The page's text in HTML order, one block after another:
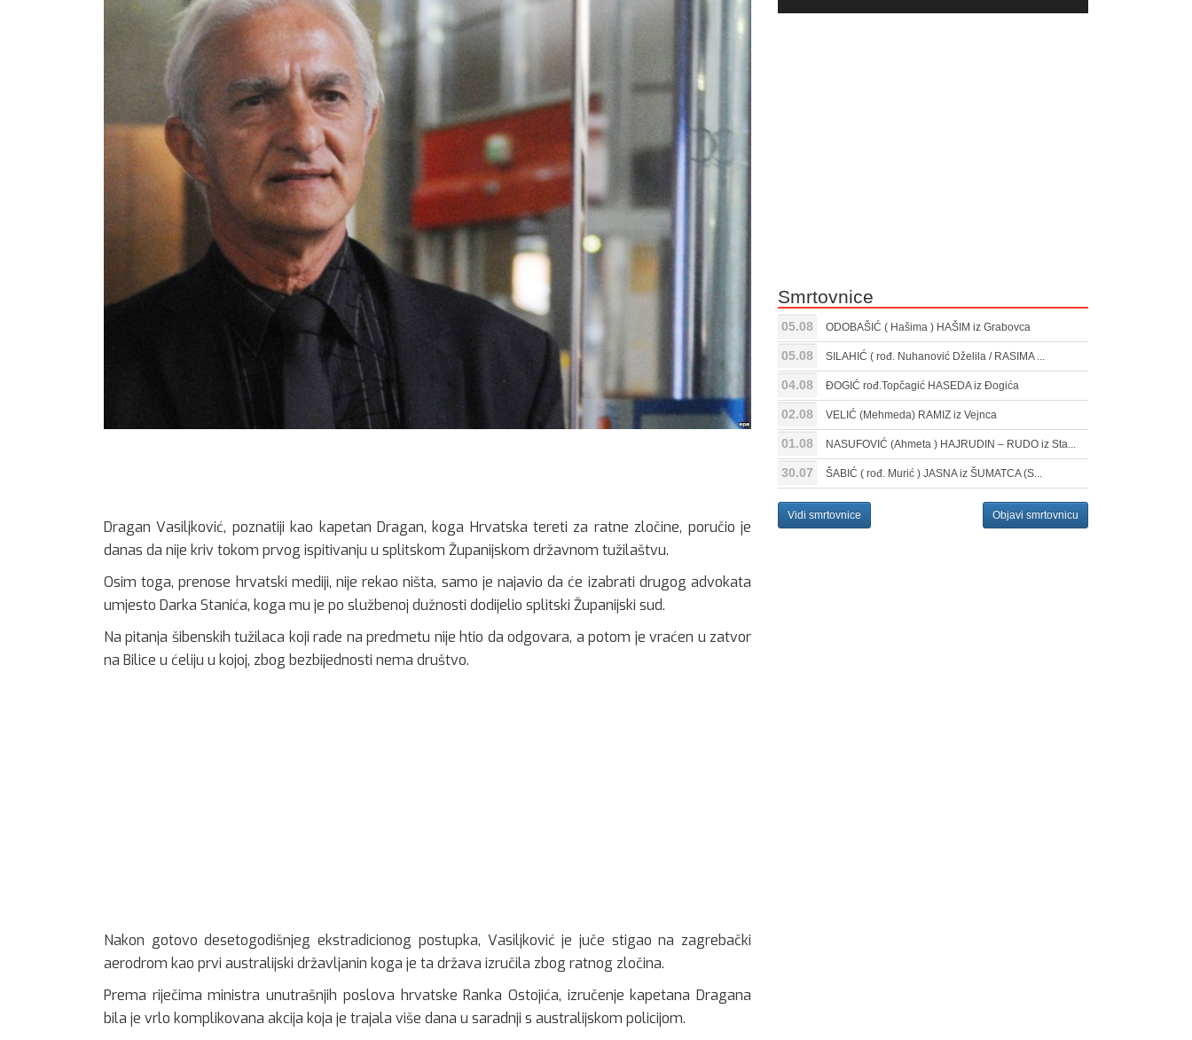
Dragan Vasiljković, poznatiji kao kapetan Dragan, koga Hrvatska tereti za ratne zločine, poručio je
danas da nije kriv tokom prvog ispitivanju u splitskom Županijskom državnom tužilaštvu.
Osim toga, prenose hrvatski mediji, nije rekao ništa, samo je najavio da će izabrati drugog advokata
umjesto Darka Stanića, koga mu je po službenoj dužnosti dodijelio splitski Županijski sud.
Na pitanja šibenskih tužilaca koji rade na predmetu nije htio da odgovara, a potom je vraćen u zatvor
na Bilice u ćeliju u kojoj, zbog bezbijednosti nema društvo.
Nakon gotovo desetogodišnjeg ekstradicionog postupka, Vasiljković je juče stigao na zagrebački
aerodrom kao prvi australijski državljanin koga je ta država izručila zbog ratnog zločina.
Prema riječima ministra unutrašnjih poslova hrvatske Ranka Ostojića, izručenje kapetana Dragana
bila je vrlo komplikovana akcija koja je trajala više dana u saradnji s australijskom policijom.
Gore/Dole
Smrtovnice
05.08 ODOBAŠIĆ ( Hašima ) HAŠIM iz Grabovca
05.08 SILAHIĆ ( rođ. Nuhanović Dželila / RASIMA ...
04.08 ĐOGIĆ rođ.Topčagić HASEDA iz Đogića
02.08 VELIĆ (Mehmeda) RAMIZ iz Vejnca
01.08 NASUFOVIĆ (Ahmeta ) HAJRUDIN – RUDO iz Sta...
30.07 ŠABIĆ ( rođ. Murić ) JASNA iz ŠUMATCA (S...
Vidi smrtovnice Objavi smrtovnicu